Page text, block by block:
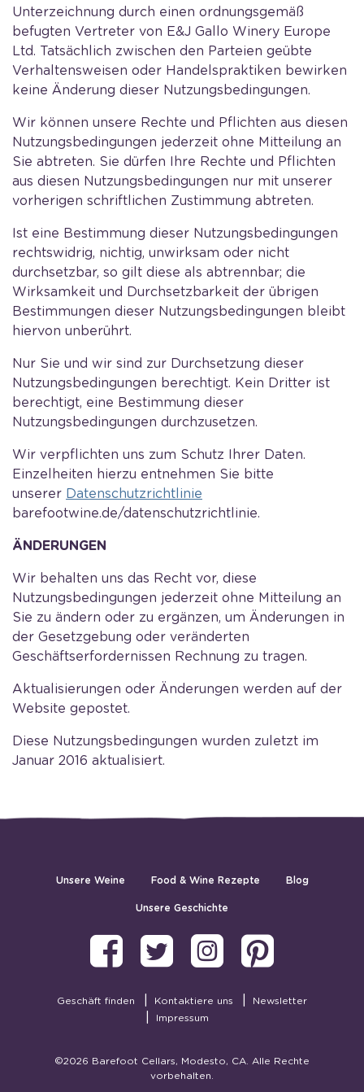
Unterzeichnung durch einen ordnungsgemäß
befugten Vertreter von E&J Gallo Winery Europe
Ltd. Tatsächlich zwischen den Parteien geübte
Verhaltensweisen oder Handelspraktiken bewirken
keine Änderung dieser Nutzungsbedingungen.
Wir können unsere Rechte und Pflichten aus diesen
Nutzungsbedingungen jederzeit ohne Mitteilung an
Sie abtreten. Sie dürfen Ihre Rechte und Pflichten
aus diesen Nutzungsbedingungen nur mit unserer
vorherigen schriftlichen Zustimmung abtreten.
Ist eine Bestimmung dieser Nutzungsbedingungen
rechtswidrig, nichtig, unwirksam oder nicht
durchsetzbar, so gilt diese als abtrennbar; die
Wirksamkeit und Durchsetzbarkeit der übrigen
Bestimmungen dieser Nutzungsbedingungen bleibt
hiervon unberührt.
Nur Sie und wir sind zur Durchsetzung dieser
Nutzungsbedingungen berechtigt. Kein Dritter ist
berechtigt, eine Bestimmung dieser
Nutzungsbedingungen durchzusetzen.
Wir verpflichten uns zum Schutz Ihrer Daten.
Einzelheiten hierzu entnehmen Sie bitte
unserer Datenschutzrichtlinie
barefootwine.de/datenschutzrichtlinie.
ÄNDERUNGEN
Wir behalten uns das Recht vor, diese
Nutzungsbedingungen jederzeit ohne Mitteilung an
Sie zu ändern oder zu ergänzen, um Änderungen in
der Gesetzgebung oder veränderten
Geschäftserfordernissen Rechnung zu tragen.
Aktualisierungen oder Änderungen werden auf der
Website gepostet.
Diese Nutzungsbedingungen wurden zuletzt im
Januar 2016 aktualisiert.
Unsere Weine Food & Wine Rezepte Blog
Unsere Geschichte
Barefoot on
Barefoot on
Barefoot
Geschäft finden Kontaktiere uns
Newsletter
Impressum
©2026 Barefoot Cellars, Modesto, CA. Alle Rechte
vorbehalten.